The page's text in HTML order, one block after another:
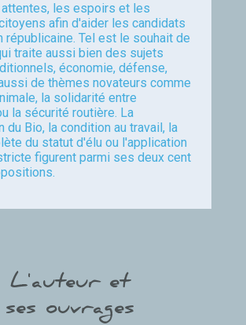
les espoirs et les
afin d'aider les candidats
républicaine. Tel est le souhait de
traite aussi bien des sujets
économie, défense,
de thèmes novateurs comme
la solidarité entre
la sécurité routière. La
du Bio, la condition au travail, la
du statut d'élu ou l'application
figurent parmi ses deux cent
L'auteur et
ses ouvrages